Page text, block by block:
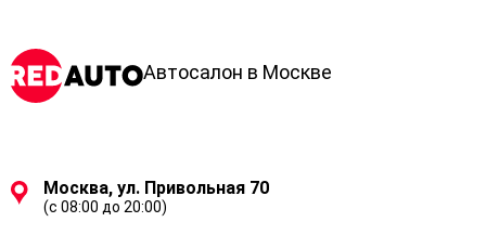
Автосалон в Москве
Москва, ул. Привольная 70
(с 08:00 до 20:00)